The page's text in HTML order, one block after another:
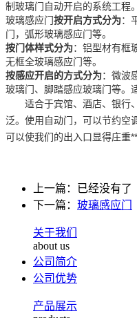
制玻璃门自动开启的系统工程。
玻璃感应门按开启方式分为：
门，弧形玻璃感应门等。
按门体样式分为：铝型材有框
无框全玻璃感应门等。
按感应开启的方式分为：微波
玻璃门、脚踏感应玻璃门等。
适合于宾馆、酒店、银行
泛。使用自动门，可以节约空
可以使我们的出入口显得庄重
上一篇：已经没有了
下一篇： 玻璃感应门
关于我们
about us
公司简介
公司优势
产品展示